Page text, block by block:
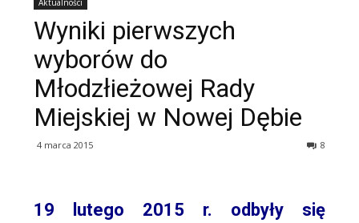
Aktualności
Wyniki pierwszych
wyborów do
Młodzłieżowej Rady
Miejskiej w Nowej Dębie
4 marca 2015 8
19 lutego 2015 r. odbyły się